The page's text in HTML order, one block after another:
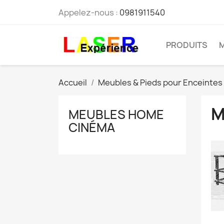
Appelez-nous : 0981911540
PRODUITS
Accueil Meubles & Pieds pour Enceintes
MEUBLES HOME
CINÉMA